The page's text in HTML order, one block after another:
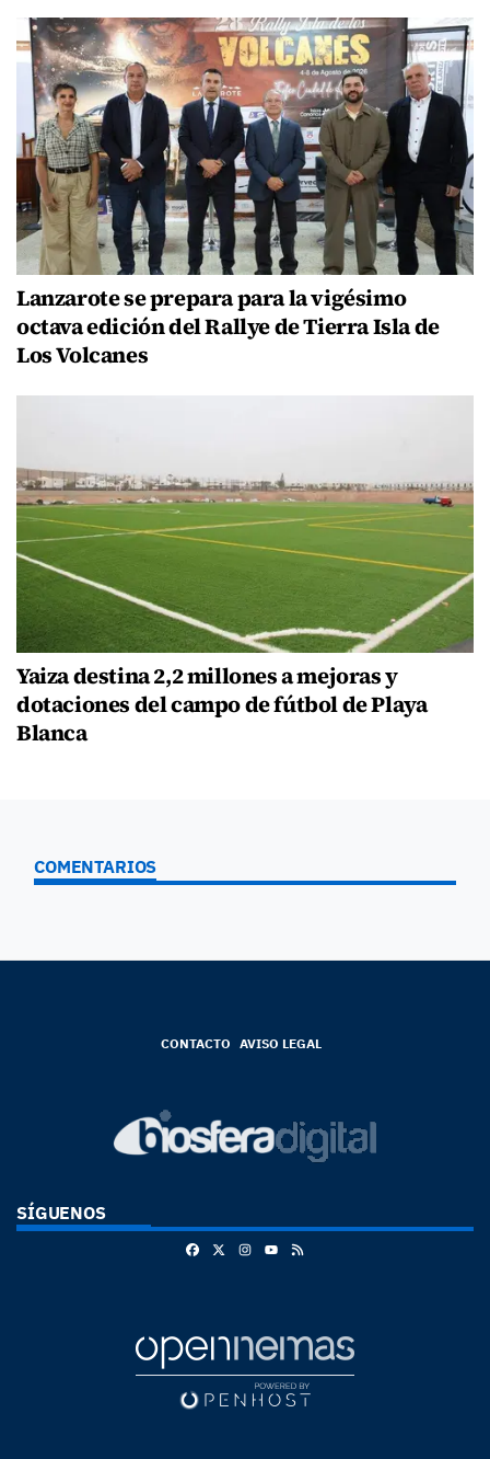
Lanzarote se prepara para la vigésimo
octava edición del Rallye de Tierra Isla de
Los Volcanes
Yaiza destina 2,2 millones a mejoras y
dotaciones del campo de fútbol de Playa
Blanca
COMENTARIOS
CONTACTO AVISO LEGAL
SÍGUENOS
FacebookInstagram